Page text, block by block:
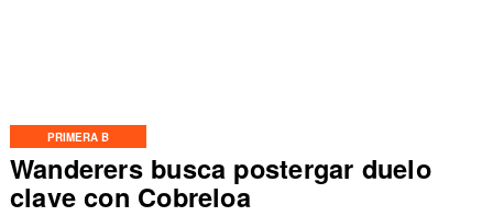
PRIMERA B
Wanderers busca postergar duelo
clave con Cobreloa